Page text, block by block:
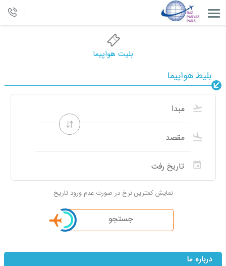
بلیت هواپیما
بلیط هواپیما
نمایش کمترین نرخ در صورت عدم ورود تاریخ
جستجو
درباره ما